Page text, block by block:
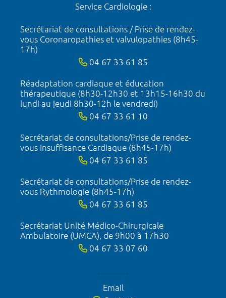
Service Cardiologie :
Secrétariat de consultations / Prise de rendez-
vous Coronaropathies et valvulopathies (8h45-
17h)
04 67 33 61 85
Réadaptation cardiaque et éducation
thérapeutique (8h30-12h30 et 13h15-16h30 du
lundi au jeudi 8h30-12h le vendredi)
04 67 33 61 10
Secrétariat de consultations/Prise de rendez-
vous Insuffisance Cardiaque (8h45-17h)
04 67 33 61 85
Secrétariat de consultations/Prise de rendez-
vous Rythmologie (8h45-17h)
04 67 33 61 85
Secrétariat Unité Médico-Chirurgicale
Ambulatoire (UMCA), de 9h00 à 17h30
04 67 33 07 60
Email